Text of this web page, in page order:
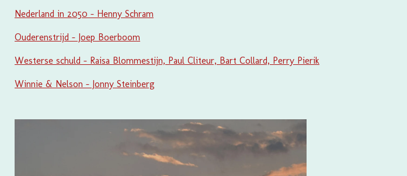
Nederland in 2050 - Henny Schram
Ouderenstrijd - Joep Boerboom
Westerse schuld - Raisa Blommestijn, Paul Cliteur, Bart Collard, Perry Pierik
Winnie & Nelson - Jonny Steinberg